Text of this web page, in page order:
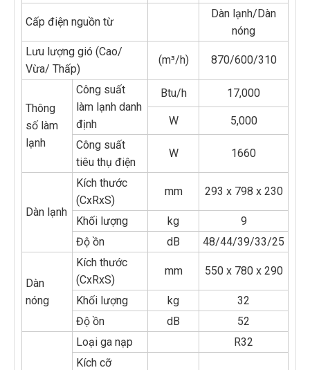
Cấp điện nguồn từ
Dàn lạnh/Dàn
nóng
Lưu lượng gió (Cao/
Vừa/ Thấp)
(m³/h) 870/600/310
Thông
số làm
lạnh
Công suất
làm lạnh danh
định
Btu/h 17,000
W
5,000
Công suất
tiêu thụ điện
W 1660
Dàn lạnh
Kích thước
(CxRxS)
mm 293 x 798 x 230
Khối lượng kg
9
Độ ồn
dB 48/44/39/33/25
Dàn
nóng
Kích thước
(CxRxS)
mm 550 x 780 x 290
Khối lượng kg
32
Độ ồn
dB 52
Loại ga nạp
R32
Kích cỡ